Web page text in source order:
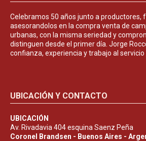
Celebramos 50 años junto a productores,
asesorandolos en la compra venta de
urbanas, con la misma seriedad y
distinguen desde el primer día. Jorge
confianza, experiencia y trabajo al servicio
UBICACIÓN Y CONTACTO
UBICACIÓN
Av. Rivadavia 404 esquina Saenz Peña
Coronel Brandsen - Buenos Aires -